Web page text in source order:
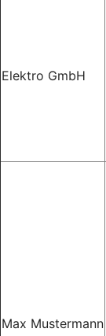
Elektro GmbH
Max Mustermann